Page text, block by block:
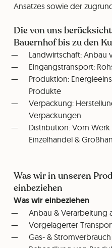
Ansatzes sowie der
Die von uns
Bauernhof bis zu den
Landwirtschaft: Anbau
Eingangstransport:
Produktion:
Produkte
Verpackung:
Verpackungen
Distribution: Vom
Einzelhandel &
Was wir in unseren
einbeziehen
Was wir einbeziehen
Anbau & Verarbeitung
Vorgelagerter
Gas‑ &